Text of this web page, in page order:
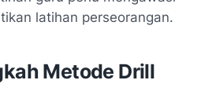
latihan perseorangan.
Metode Drill